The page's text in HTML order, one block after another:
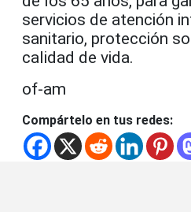
servicios de atención
sanitario, protección
calidad de vida.
of-am
Compártelo en tus redes: